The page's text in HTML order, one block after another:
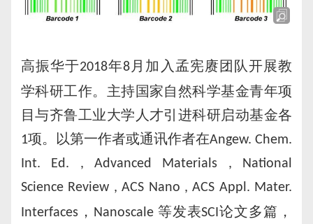
高振华于2018年8 月加入孟宪赓团队开展教
学科研工作。主持国家自然科学基金青年项
目与齐鲁工业大学人才引进科研启动基金各
1项。以第一作者或通讯作者在Angew. Chem.
Int. Ed. , Advanced Materials , National
Science Review , ACS Nano , ACS Appl. Mater.
Interfaces ， Nanoscale 等发表SCI论文多篇，